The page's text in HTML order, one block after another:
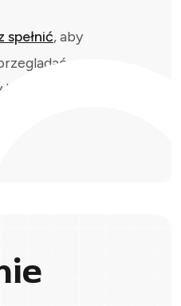
spełnić, aby